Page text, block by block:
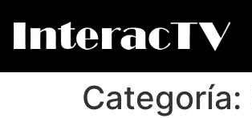
Categoría: